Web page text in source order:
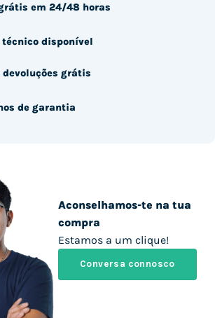
Aconselhamos-te na tua
compra
Estamos a um clique!
Conversa connosco
em 24/48 horas
técnico disponível
grátis
de garantia